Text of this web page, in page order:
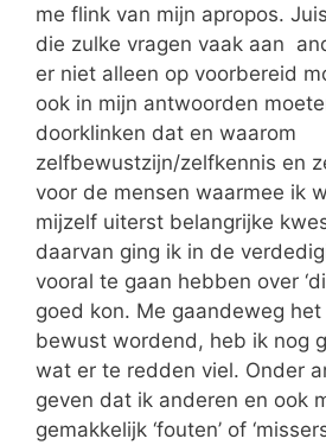
me flink van mijn apropos.
die zulke vragen vaak aan
er niet alleen op voorbereid
ook in mijn antwoorden
doorklinken dat en waarom
zelfbewustzijn/zelfkennis en
voor de mensen waarmee ik
mijzelf uiterst belangrijke
daarvan ging ik in de
vooral te gaan hebben over
goed kon. Me gaandeweg
bewust wordend, heb ik nog
wat er te redden viel. Onder
geven dat ik anderen en ook
gemakkelijk ‘fouten’ of